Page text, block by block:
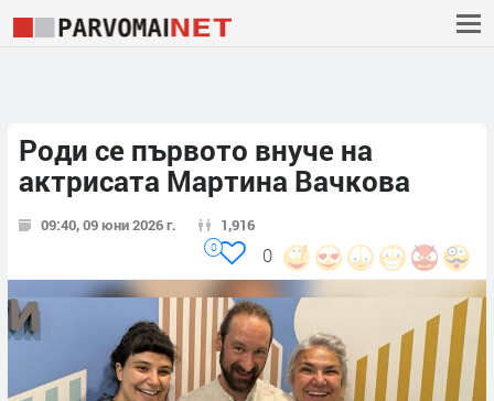
Роди се първото внуче на
актрисата Мартина Вачкова
09:40, 09 юни 2026 г. 1,916
0
0